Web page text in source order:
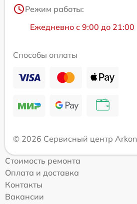
Режим работы:
Ежедневно с 9:00 до 21:00
Способы оплаты
© 2026 Сервисный центр Arkon
Стоимость ремонта
Оплата и доставка
Контакты
Вакансии